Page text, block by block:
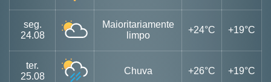
seg.
24.08
Maioritariamente
limpo
+24°C +19°C
ter.
25.08
Chuva +26°C +19°C